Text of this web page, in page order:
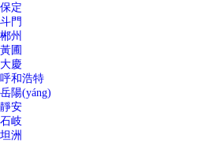
保定
斗門
郴州
黃圃
大慶
呼和浩特
岳陽(yáng)
靜安
石岐
坦洲